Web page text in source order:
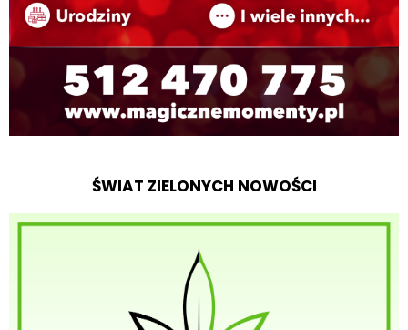
ŚWIAT ZIELONYCH NOWOŚCI